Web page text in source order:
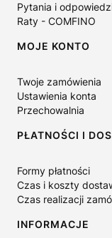
Pytania i
Raty - COMFINO
MOJE KONTO
Twoje zamówienia
Ustawienia konta
Przechowalnia
PŁATNOŚCI I
Formy płatności
Czas i koszty
Czas realizacji
INFORMACJE